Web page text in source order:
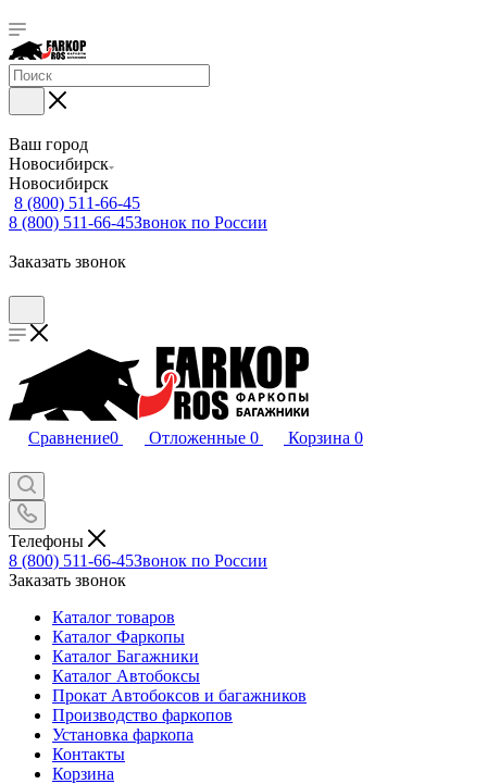
Ваш город
Новосибирск
Новосибирск
8 (800) 511-66-45
8 (800) 511-66-45Звонок по России
Заказать звонок
Сравнение0 Отложенные 0 Корзина 0
Телефоны
8 (800) 511-66-45Звонок по России
Заказать звонок
Каталог товаров
Каталог Фаркопы
Каталог Багажники
Каталог Автобоксы
Прокат Автобоксов и багажников
Производство фаркопов
Установка фаркопа
Контакты
Корзина